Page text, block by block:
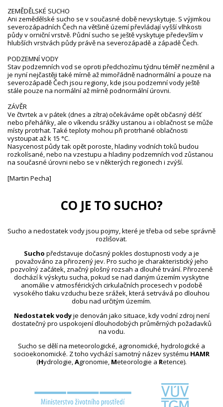
ZEMĚDĚLSKÉ SUCHO
Ani zemědělské sucho se v současné době nevyskytuje. S výjimkou
severozápadních Čech na většině území převládají vyšší vlhkosti
půdy v orniční vrstvě. Půdní sucho se ještě vyskytuje především v
hlubších vrstvách půdy právě na severozápadě a západě Čech.
PODZEMNÍ VODY
Stav podzemních vod se oproti předchozímu týdnu téměř nezměnil a
je nyní nejčastěji také mírně až mimořádně nadnormální a pouze na
severozápadě Čech jsou regiony, kde jsou podzemní vody ještě
stále pouze na normální až mírně podnormální úrovni.
ZÁVĚR
Ve čtvrtek a v pátek (dnes a zítra) očekáváme opět občasný déšť
nebo přeháňky, ale o víkendu srážky ustanou a i oblačnost se může
místy protrhat. Také teploty mohou při protrhané oblačnosti
vystoupat až k 15 °C.
Nasycenost půdy tak opět poroste, hladiny vodních toků budou
rozkolísané, nebo na vzestupu a hladiny podzemních vod zůstanou
na současné úrovni nebo se v některých regionech i zvýší.
[Martin Pecha]
CO JE TO SUCHO?
Sucho a nedostatek vody jsou pojmy, které je třeba od sebe správně
rozlišovat.
Sucho představuje dočasný pokles dostupnosti vody a je
považováno za přirozený jev. Pro sucho je charakteristický jeho
pozvolný začátek, značný plošný rozsah a dlouhé trvání. Přirozeně
dochází k výskytu sucha, pokud se nad daným územím vyskytne
anomálie v atmosférických cirkulačních procesech v podobě
vysokého tlaku vzduchu beze srážek, která setrvává po dlouhou
dobu nad určitým územím.
Nedostatek vodyje definován jako situace, kdy vodní zdroj není
dostatečný pro uspokojení dlouhodobých průměrných požadavků
na vodu.
Sucho se dělí na meteorologické, agronomické, hydrologické a
socioekonomické. Z toho vychází samotný název systému HAMR
(Hydrologie,Agronomie, Meteorologie a Retence).